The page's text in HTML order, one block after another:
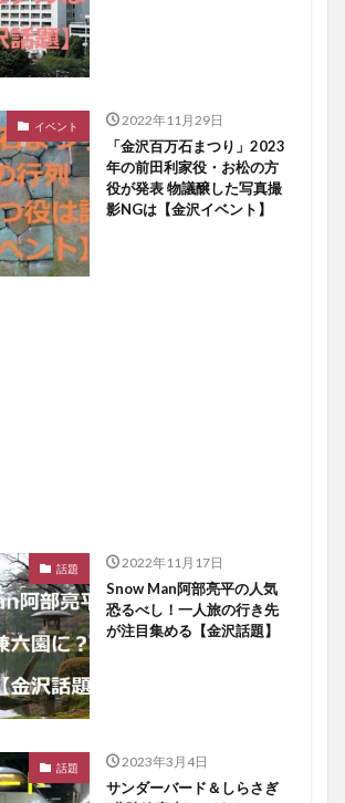
イベント 2022年11月29日
「金沢百万石まつり」2023
年の前田利家役・お松の方
役が発表 物議醸した写真撮
影NGは【金沢イベント】
話題 2022年11月17日
Snow Man阿部亮平の人気
恐るべし！一人旅の行き先
が注目集める【金沢話題】
話題 2023年3月4日
サンダーバード＆しらさぎ